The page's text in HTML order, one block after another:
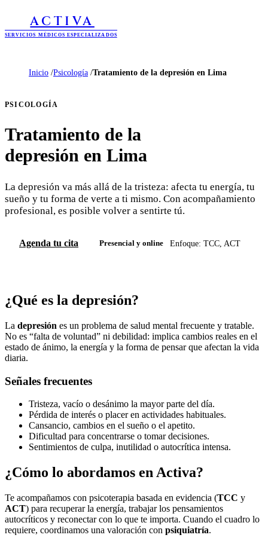
ACTIVA
SERVICIOS MÉDICOS ESPECIALIZADOS
Inicio /Psicología /Tratamiento de la depresión en Lima
PSICOLOGÍA
Tratamiento de la
depresión en Lima
La depresión va más allá de la tristeza: afecta tu energía, tu
sueño y tu forma de verte a ti mismo. Con acompañamiento
profesional, es posible volver a sentirte tú.
Agenda tu cita Presencial y online Enfoque: TCC, ACT
¿Qué es la depresión?
La depresión es un problema de salud mental frecuente y tratable.
No es “falta de voluntad” ni debilidad: implica cambios reales en el
estado de ánimo, la energía y la forma de pensar que afectan la vida
diaria.
Señales frecuentes
Tristeza, vacío o desánimo la mayor parte del día.
Pérdida de interés o placer en actividades habituales.
Cansancio, cambios en el sueño o el apetito.
Dificultad para concentrarse o tomar decisiones.
Sentimientos de culpa, inutilidad o autocrítica intensa.
¿Cómo lo abordamos en Activa?
Te acompañamos con psicoterapia basada en evidencia (TCC y
ACT) para recuperar la energía, trabajar los pensamientos
autocríticos y reconectar con lo que te importa. Cuando el cuadro lo
requiere, coordinamos una valoración con psiquiatría.